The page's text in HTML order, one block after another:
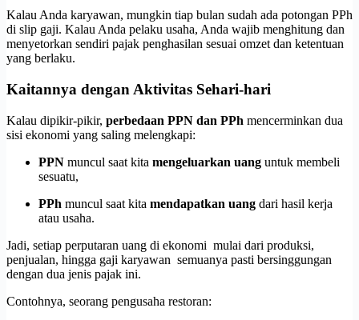
Kalau Anda karyawan, mungkin tiap bulan sudah ada potongan PPh
di slip gaji. Kalau Anda pelaku usaha, Anda wajib menghitung dan
menyetorkan sendiri pajak penghasilan sesuai omzet dan ketentuan
yang berlaku.
Kaitannya dengan Aktivitas Sehari-hari
Kalau dipikir-pikir, perbedaan PPN dan PPh mencerminkan dua
sisi ekonomi yang saling melengkapi:
PPN muncul saat kita mengeluarkan uang untuk membeli
sesuatu,
PPh muncul saat kita mendapatkan uang dari hasil kerja
atau usaha.
Jadi, setiap perputaran uang di ekonomi mulai dari produksi,
penjualan, hingga gaji karyawan semuanya pasti bersinggungan
dengan dua jenis pajak ini.
Contohnya, seorang pengusaha restoran: